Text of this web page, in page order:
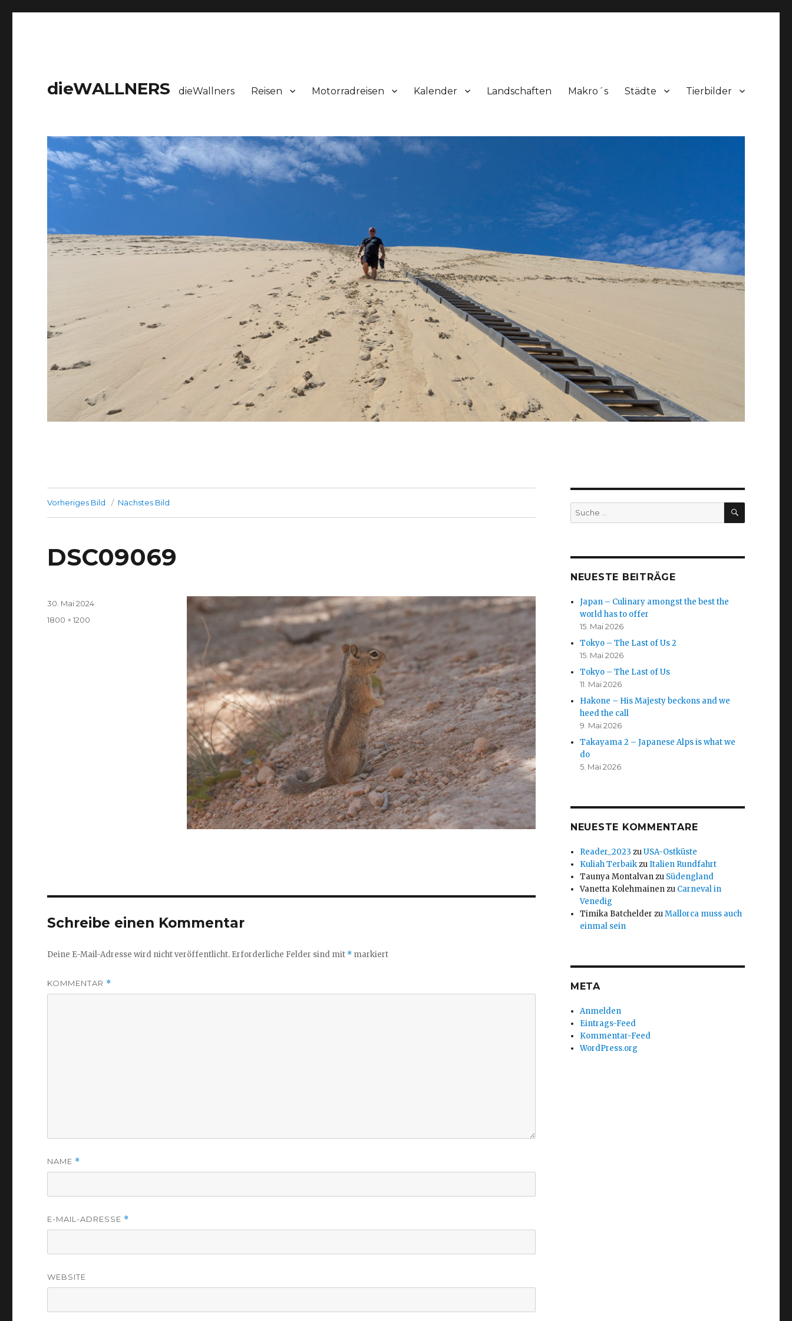
dieWALLNERS dieWallners Reisen Motorradreisen Kalender Landschaften Makro´s Städte Tierbilder
Vorheriges Bild Nächstes Bild
DSC09069
Veröffentlicht
am
30. Mai 2024
Volle
1800 × 1200
Schreibe einen Kommentar
Deine E-Mail-Adresse wird nicht veröffentlicht. Erforderliche Felder sind mit * markiert
KOMMENTAR *
NAME *
E-MAIL-ADRESSE *
WEBSITE
Suche
nach:
SUCHEN
NEUESTE BEITRÄGE
Japan – Culinary amongst the best the
world has to offer
15. Mai 2026
Tokyo – The Last of Us 2
15. Mai 2026
Tokyo – The Last of Us
11. Mai 2026
Hakone – His Majesty beckons and we
heed the call
9. Mai 2026
Takayama 2 – Japanese Alps is what we
do
5. Mai 2026
NEUESTE KOMMENTARE
Reader_2023 zuUSA-Ostküste
Kuliah TerbaikzuItalien Rundfahrt
Taunya Montalvanzu Südengland
Vanetta Kolehmainenzu Carneval in
Venedig
Timika Batchelder zuMallorca muss auch
einmal sein
META
Anmelden
Eintrags-Feed
Kommentar-Feed
WordPress.org